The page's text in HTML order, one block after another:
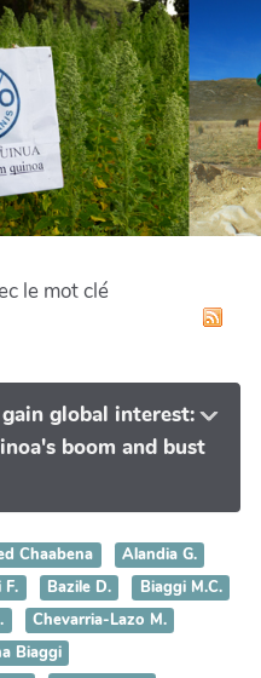
le mot clé
global interest:
boom and bust
Chaabena
Alandia G.
Bazile D.
Biaggi M.C.
Chevarria-Lazo M.
Biaggi